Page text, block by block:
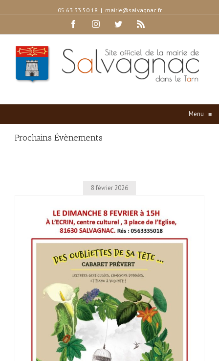
05 63 33 50 18 | mairie@salvagnac.fr
FacebookInstagramTwitter
Menu ≡
Prochains Évènements
8 février 2026